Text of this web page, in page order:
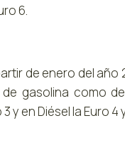
6.
de enero del año
gasolina como
y en Diésel la Euro 4